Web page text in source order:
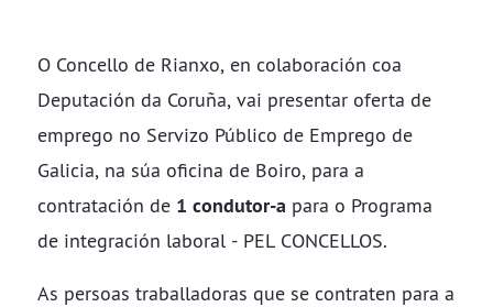
O Concello de Rianxo, en colaboración coa
Deputación da Coruña, vai presentar oferta de
emprego no Servizo Público de Emprego de
Galicia, na súa oficina de Boiro, para a
contratación de 1 condutor-a para o Programa
de integración laboral - PEL CONCELLOS.
As persoas traballadoras que se contraten para a